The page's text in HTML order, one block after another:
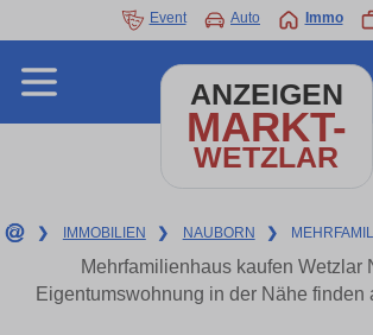
Event Auto Immo
ANZEIGEN
MARKT-
WETZLAR
❯ IMMOBILIEN ❯ NAUBORN ❯
Mehrfamilienhaus kaufen Wetzlar
Eigentumswohnung in der Nähe finden